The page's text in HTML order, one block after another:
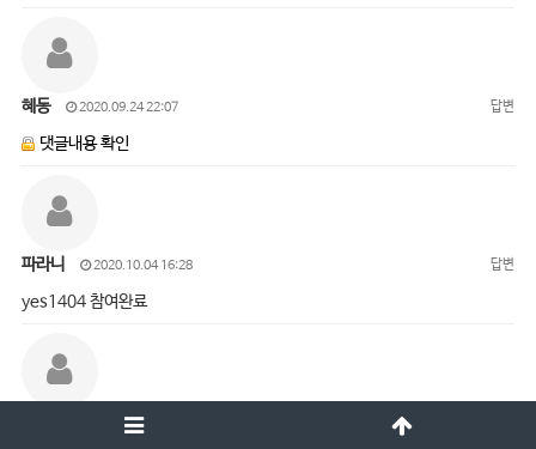
혜동 2020.09.24 22:07 답변
댓글내용 확인
파라니 2020.10.04 16:28 답변
yes1404 참여완료
2020.10.05 15:01